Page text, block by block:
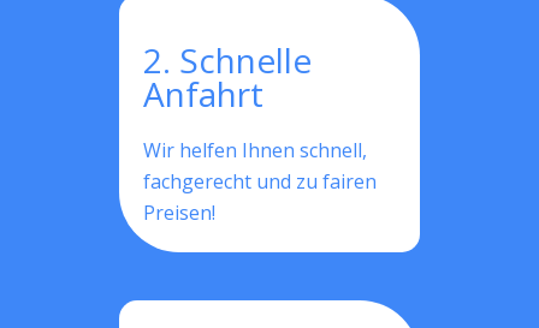
2. Schnelle
Anfahrt
Wir helfen Ihnen schnell,
fachgerecht und zu fairen
Preisen!